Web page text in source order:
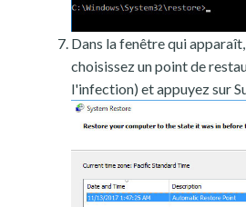
Dans la fenêtre qui
choisissez un point de
l'infection) et appuyez sur